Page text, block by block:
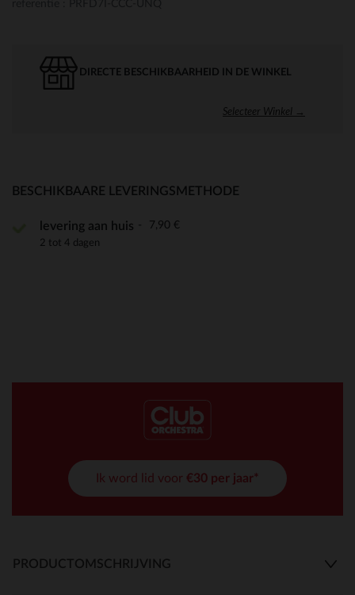
DIRECTE BESCHIKBAARHEID IN DE WINKEL
Selecteer Winkel →
BESCHIKBAARE LEVERINGSMETHODE
levering aan huis 7,90 €
2 tot 4 dagen
Ik word lid voor €30 per jaar*
PRODUCTOMSCHRIJVING